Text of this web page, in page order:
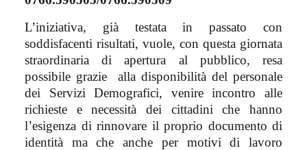
L’iniziativa, già testata in passato con
soddisfacenti risultati, vuole, con questa giornata
straordinaria di apertura al pubblico, resa
possibile grazie
alla disponibilità del personale
dei Servizi Demografici,
venire incontro alle
richieste e necessità dei cittadini che hanno
l’esigenza di rinnovare il proprio documento di
identità ma che anche per motivi di lavoro